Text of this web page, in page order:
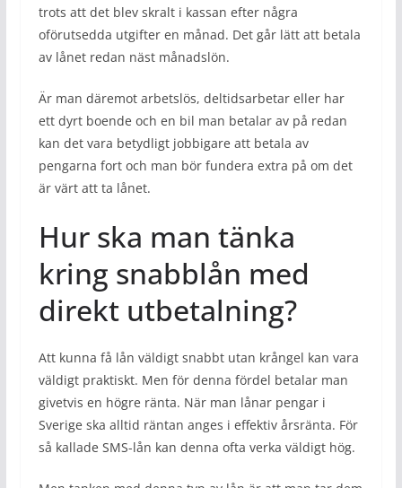
trots att det blev skralt i kassan efter några
oförutsedda utgifter en månad. Det går lätt att betala
av lånet redan näst månadslön.
Är man däremot arbetslös, deltidsarbetar eller har
ett dyrt boende och en bil man betalar av på redan
kan det vara betydligt jobbigare att betala av
pengarna fort och man bör fundera extra på om det
är värt att ta lånet.
Hur ska man tänka
kring snabblån med
direkt utbetalning?
Att kunna få lån väldigt snabbt utan krångel kan vara
väldigt praktiskt. Men för denna fördel betalar man
givetvis en högre ränta. När man lånar pengar i
Sverige ska alltid räntan anges i effektiv årsränta. För
så kallade SMS-lån kan denna ofta verka väldigt hög.